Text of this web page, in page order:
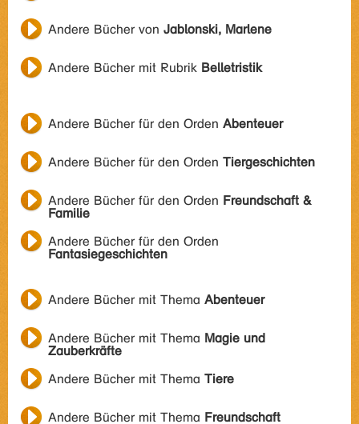
Andere Bücher von Jablonski, Marlene
Andere Bücher mit Rubrik Belletristik
Andere Bücher für den Orden Abenteuer
Andere Bücher für den Orden Tiergeschichten
Andere Bücher für den Orden Freundschaft &
Familie
Andere Bücher für den Orden
Fantasiegeschichten
Andere Bücher mit Thema Abenteuer
Andere Bücher mit Thema Magie und
Zauberkräfte
Andere Bücher mit Thema Tiere
Andere Bücher mit Thema Freundschaft